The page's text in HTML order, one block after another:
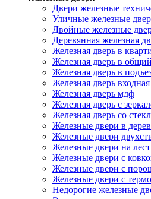
Двери железные
Уличные железные
Двойные железные
Деревянная железная
Железная дверь в
Железная дверь в
Железная дверь в
Железная дверь
Железная дверь мдф
Железная дверь с
Железная дверь со
Железные двери в
Железные двери
Железные двери на
Железные двери с
Железные двери с
Железные двери с
Недорогие железные